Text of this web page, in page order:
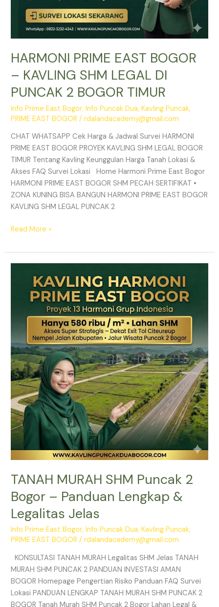
HARMONI PRIME EAST BOGOR
– KAVLING SHM LEGAL DI
PUNCAK 2 BOGOR TIMUR
Info Prime East Bogor,Info Puncak Dua,Kavling Puncak,
PRIME EAST BOGOR /rdalandacademy@gmail.com
CHAT WHATSAPP Cek Harga & Jadwal Survei HARMONI
PRIME EAST BOGOR PROYEK KAVLING SHM LEGAL BOGOR
TIMUR Tentang Kavling Keunggulan Harga Tanah Lokasi &
Akses FAQ Survei Lokasi Home Harmoni Prime East Bogor
HARMONI PRIME EAST BOGOR SHM PECAH SERTIFIKAT •
ZONA KUNING BISA BANGUN HARMONI PRIME EAST BOGOR
KAVLING SHM LEGAL PUNCAK 2
Read More »
TANAH MURAH SHM Puncak 2
Bogor – Panduan Lengkap &
Legalitas Jelas
Info Prime East Bogor,Info Puncak Dua,Kavling Puncak,
PRIME EAST BOGOR /rdalandacademy@gmail.com
KONSULTASI TANAH MURAH Legalitas SHM Jelas TANAH
MURAH SHM PUNCAK 2 PANDUAN INVESTASI AMAN
BOGOR Homepage Pengertian Risiko Panduan FAQ Survei
Lokasi PANDUAN LENGKAP TANAH MURAH SHM PUNCAK 2
BOGOR Tanah Murah SHM Puncak 2 Bogor Lahan Legal &
MURAH
Puncak
Panduan
Lengkap
&
Legalitas
Jelas